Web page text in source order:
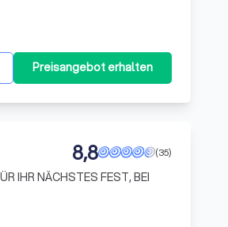
Preisangebot erhalten
(35)
8,8
BEI